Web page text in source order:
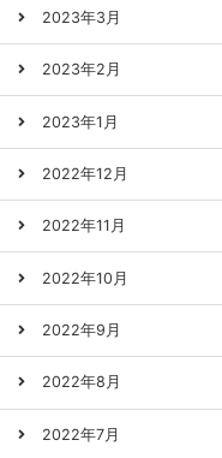
2023年3月
2023年2月
2023年1月
2022年12月
2022年11月
2022年10月
2022年9月
2022年8月
2022年7月